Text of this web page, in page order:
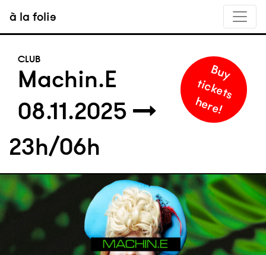
à la folie
Machin.E
CLUB
08.11.2025
23h/06h
B
u
y
t
i
c
k
e
t
s
h
e
r
e
!